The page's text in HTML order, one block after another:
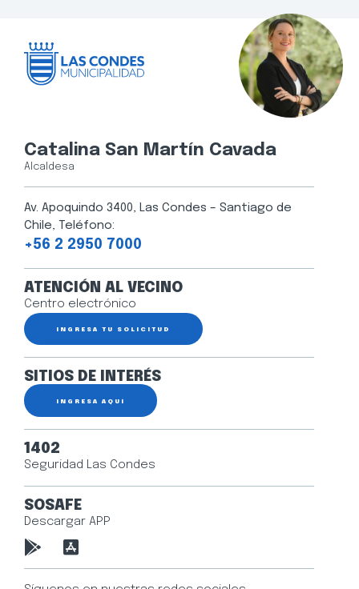
Catalina San Martín Cavada
Alcaldesa
Av. Apoquindo 3400, Las Condes – Santiago de
Chile, Teléfono:
+56 2 2950 7000
ATENCIÓN AL VECINO
Centro electrónico
INGRESA TU SOLICITUD
SITIOS DE INTERÉS
INGRESA AQUÍ
1402
Seguridad Las Condes
SOSAFE
Descargar APP